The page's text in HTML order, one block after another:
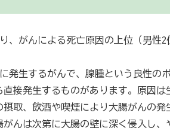
、がんによる死亡原因の上位（男性2
発生するがんで、腺腫という良性の
接発生するものがあります。原因は
取、飲酒や喫煙により大腸がんの発
んは次第に大腸の壁に深く侵入し、